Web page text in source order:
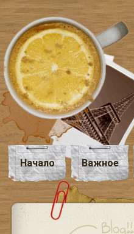
Начало Важное